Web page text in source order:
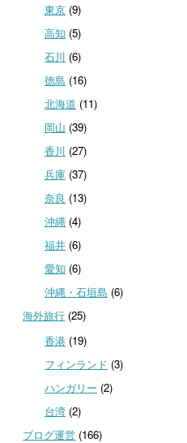
東京(9)
高知 (5)
石川 (6)
徳島 (16)
北海道 (11)
岡山 (39)
香川 (27)
兵庫(37)
奈良 (13)
沖縄(4)
福井(6)
愛知 (6)
沖縄・石垣島 (6)
海外旅行 (25)
香港(19)
フィンランド (3)
ハンガリー (2)
台湾(2)
ブログ運営 (166)